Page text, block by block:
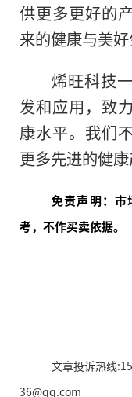
供更多更好的
来的健康与美好
烯旺科技
发和应用，致
康水平。我们
更多先进的健康
免责声明：市
考，不作买卖依据。
文章投诉热线
36@qq.com